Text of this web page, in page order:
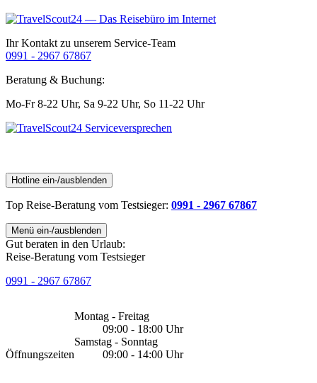
Ihr Kontakt zu unserem Service-Team
0991 - 2967 67867
Beratung & Buchung:
Mo-Fr 8-22 Uhr, Sa 9-22 Uhr, So 11-22 Uhr
Hotline ein-/ausblenden
Top Reise-Beratung vom Testsieger: 0991 - 2967 67867
Menü ein-/ausblenden
Gut beraten in den Urlaub:
Reise-Beratung vom Testsieger
0991 - 2967 67867
Öffnungszeiten
Montag - Freitag
09:00 - 18:00 Uhr
Samstag - Sonntag
09:00 - 14:00 Uhr